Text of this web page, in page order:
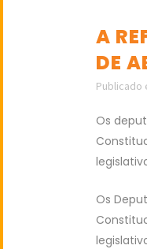
A
DE
Publicado
Os
Os